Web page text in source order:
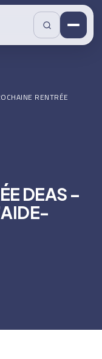
RENTRÉE
DEAS –